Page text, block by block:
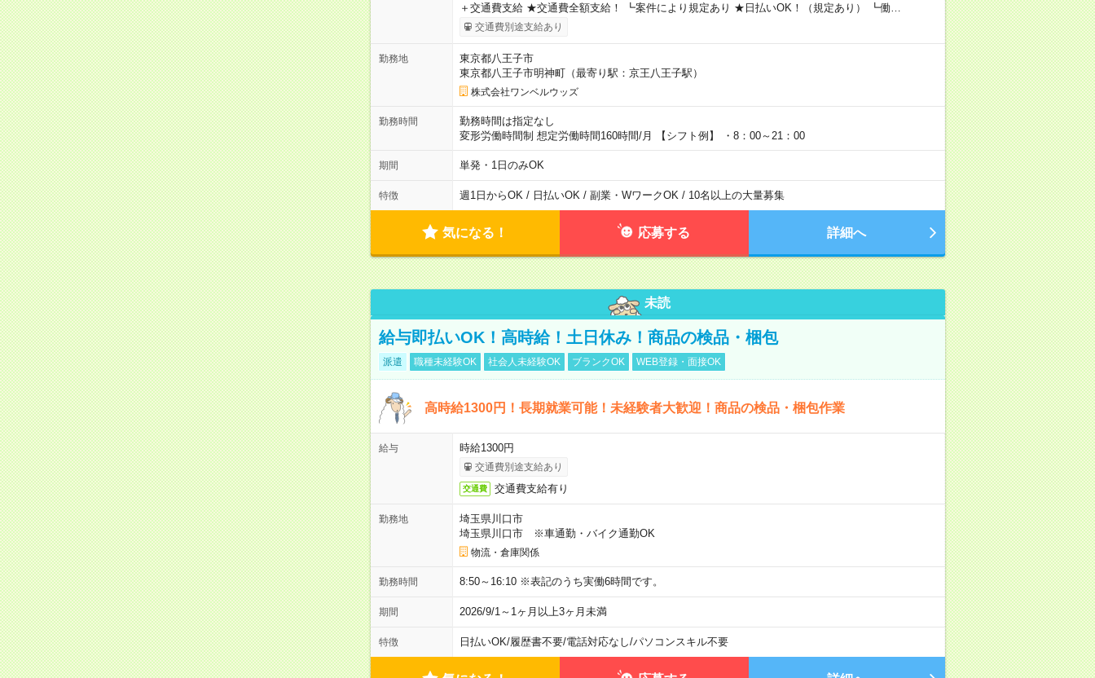
＋交通費支給 ★交通費全額支給！ ┗案件により規定あり ★日払いOK！（規定あり） ┗働…
交通費別途支給あり
勤務地
東京都八王子市
東京都八王子市明神町（最寄り駅：京王八王子駅）
株式会社ワンベルウッズ
勤務時間
勤務時間は指定なし
変形労働時間制 想定労働時間160時間/月 【シフト例】 ・8：00～21：00
期間 単発・1日のみOK
特徴 週1日からOK / 日払いOK / 副業・WワークOK / 10名以上の大量募集
気になる！ 応募する 詳細へ
未読
給与即払いOK！高時給！土日休み！商品の検品・梱包
派遣 職種未経験OK 社会人未経験OK ブランクOK WEB登録・面接OK
高時給1300円！長期就業可能！未経験者大歓迎！商品の検品・梱包作業
給与 時給1300円
交通費別途支給あり
交通費 交通費支給有り
勤務地
埼玉県川口市
埼玉県川口市 ※車通勤・バイク通勤OK
物流・倉庫関係
勤務時間 8:50～16:10 ※表記のうち実働6時間です。
期間 2026/9/1～1ヶ月以上3ヶ月未満
特徴 日払いOK/履歴書不要/電話対応なし/パソコンスキル不要